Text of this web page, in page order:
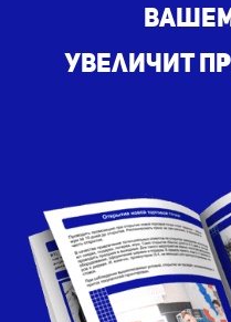
увеличит